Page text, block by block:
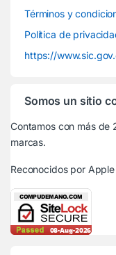
Términos y
Política de
https://
Somos un sitio
Contamos con más de
marcas.
Reconocidos por Apple